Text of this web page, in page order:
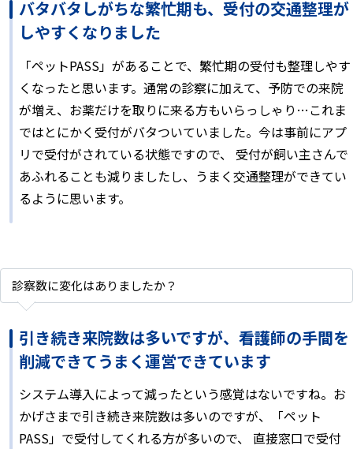
バタバタしがちな繁忙期も、受付の交通整理が
しやすくなりました
「ペットPASS」があることで、繁忙期の受付も整理しやす
くなったと思います。通常の診察に加えて、予防での来院
が増え、お薬だけを取りに来る方もいらっしゃり…これま
ではとにかく受付がバタついていました。今は事前にアプ
リで受付がされている状態ですので、 受付が飼い主さんで
あふれることも減りましたし、うまく交通整理ができてい
るように思います。
診察数に変化はありましたか？
引き続き来院数は多いですが、看護師の手間を
削減できてうまく運営できています
システム導入によって減ったという感覚はないですね。お
かげさまで引き続き来院数は多いのですが、「ペット
PASS」で受付してくれる方が多いので、 直接窓口で受付